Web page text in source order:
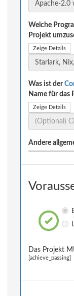
Welche
Projekt
Zeige Details
Was ist der
Name für das
Zeige Details
Andere
Das Projekt
[achieve_passing]